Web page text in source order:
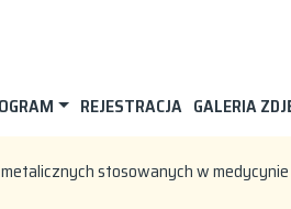
REJESTRACJA GALERIA
stosowanych w medycynie